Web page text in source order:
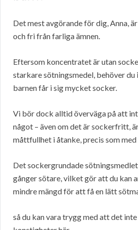
Det mest avgörande för dig, Anna,
och fri från farliga ämnen.
Eftersom koncentratet är utan
starkare sötningsmedel, behöver
barnen får i sig mycket socker.
Vi bör dock alltid överväga på att
något – även om det är sockerfritt,
måttfullhet i åtanke, precis som med
Det sockergrundade
gånger sötare, vilket gör att du kan
mindre mängd för att få en lätt
så du kan vara trygg med att det